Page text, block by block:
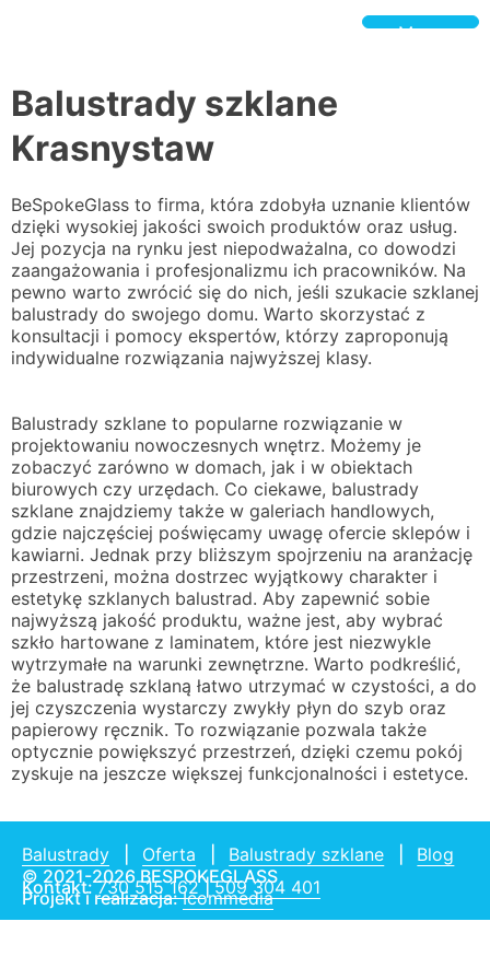
Menu
Balustrady szklane
Krasnystaw
BeSpokeGlass to firma, która zdobyła uznanie klientów
dzięki wysokiej jakości swoich produktów oraz usług.
Jej pozycja na rynku jest niepodważalna, co dowodzi
zaangażowania i profesjonalizmu ich pracowników. Na
pewno warto zwrócić się do nich, jeśli szukacie szklanej
balustrady do swojego domu. Warto skorzystać z
konsultacji i pomocy ekspertów, którzy zaproponują
indywidualne rozwiązania najwyższej klasy.
Balustrady szklane to popularne rozwiązanie w
projektowaniu nowoczesnych wnętrz. Możemy je
zobaczyć zarówno w domach, jak i w obiektach
biurowych czy urzędach. Co ciekawe, balustrady
szklane znajdziemy także w galeriach handlowych,
gdzie najczęściej poświęcamy uwagę ofercie sklepów i
kawiarni. Jednak przy bliższym spojrzeniu na aranżację
przestrzeni, można dostrzec wyjątkowy charakter i
estetykę szklanych balustrad. Aby zapewnić sobie
najwyższą jakość produktu, ważne jest, aby wybrać
szkło hartowane z laminatem, które jest niezwykle
wytrzymałe na warunki zewnętrzne. Warto podkreślić,
że balustradę szklaną łatwo utrzymać w czystości, a do
jej czyszczenia wystarczy zwykły płyn do szyb oraz
papierowy ręcznik. To rozwiązanie pozwala także
optycznie powiększyć przestrzeń, dzięki czemu pokój
zyskuje na jeszcze większej funkcjonalności i estetyce.
Balustrady Oferta Balustrady szklane
Blog
© 2021-2026 BESPOKEGLASS
Kontakt:730 515 162|509 304 401
Projekt i realizacja:Icommedia